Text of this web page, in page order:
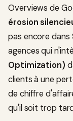
Overviews de
érosion
pas encore dans
agences qui
Optimization)
clients à une
de chiffre
qu'il soit trop